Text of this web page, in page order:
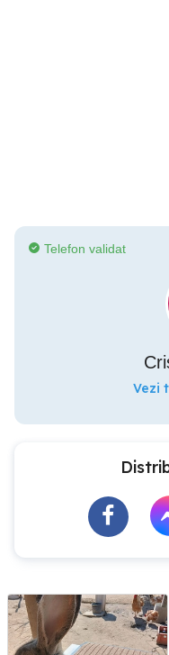
Telefon validat
Vezi